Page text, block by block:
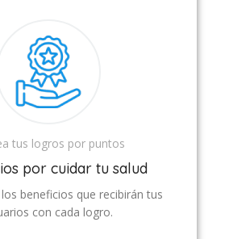
tus logros por puntos
por cuidar tu salud
beneficios que recibirán tus
con cada logro.